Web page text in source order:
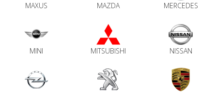
MAXUS MAZDA MERCEDES
MINI MITSUBISHI NISSAN